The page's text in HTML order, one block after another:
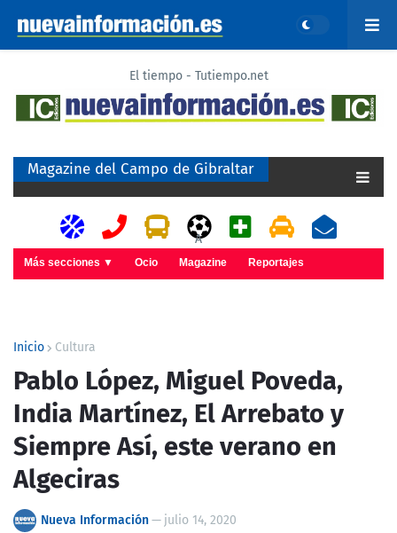
El tiempo - Tutiempo.net
Magazine del Campo de Gibraltar
A
Más secciones ▼ Ocio Magazine Reportajes
Inicio Cultura
Pablo López, Miguel Poveda,
India Martínez, El Arrebato y
Siempre Así, este verano en
Algeciras
Nueva Información— julio 14, 2020